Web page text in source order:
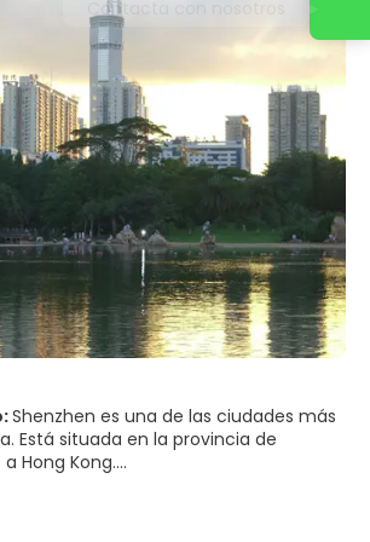
Shenzhen es una de las ciudades más
Está situada en la provincia de
Hong Kong.
e internacionales, así como turistas.
Contacta con nosotros